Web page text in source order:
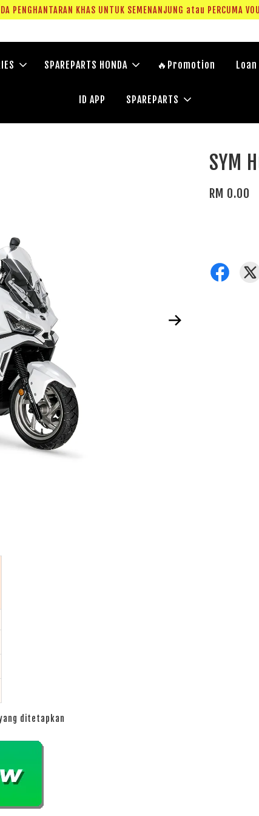
ADA PENGHANTARAN KHAS UNTUK SEMENANJUNG
SPAREPARTS HONDA 🔥Promotion
ID APP SPAREPARTS
SYM
RM 0.00
ditetapkan